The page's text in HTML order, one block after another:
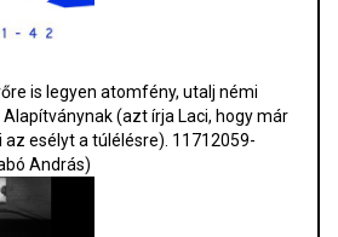
is legyen atomfény, utalj némi
(azt írja Laci, hogy már
esélyt a túlélésre). 11712059-
András)